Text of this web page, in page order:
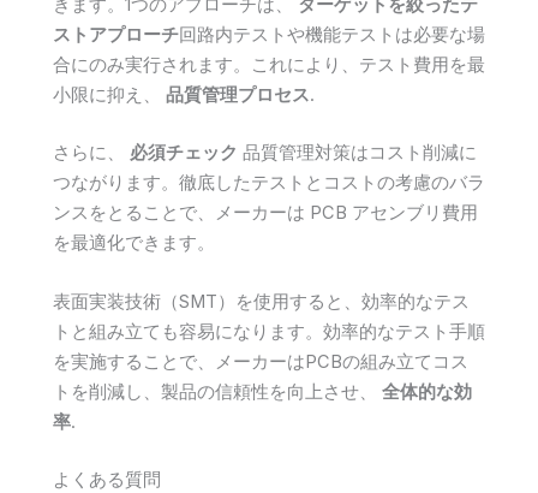
きます。1つのアプローチは、 ターゲットを絞ったテ
ストアプローチ回路内テストや機能テストは必要な場
合にのみ実行されます。これにより、テスト費用を最
小限に抑え、 品質管理プロセス.
さらに、 必須チェック 品質管理対策はコスト削減に
つながります。徹底したテストとコストの考慮のバラ
ンスをとることで、メーカーは PCB アセンブリ費用
を最適化できます。
表面実装技術（SMT）を使用すると、効率的なテス
トと組み立ても容易になります。効率的なテスト手順
を実施することで、メーカーはPCBの組み立てコス
トを削減し、製品の信頼性を向上させ、 全体的な効
率.
よくある質問